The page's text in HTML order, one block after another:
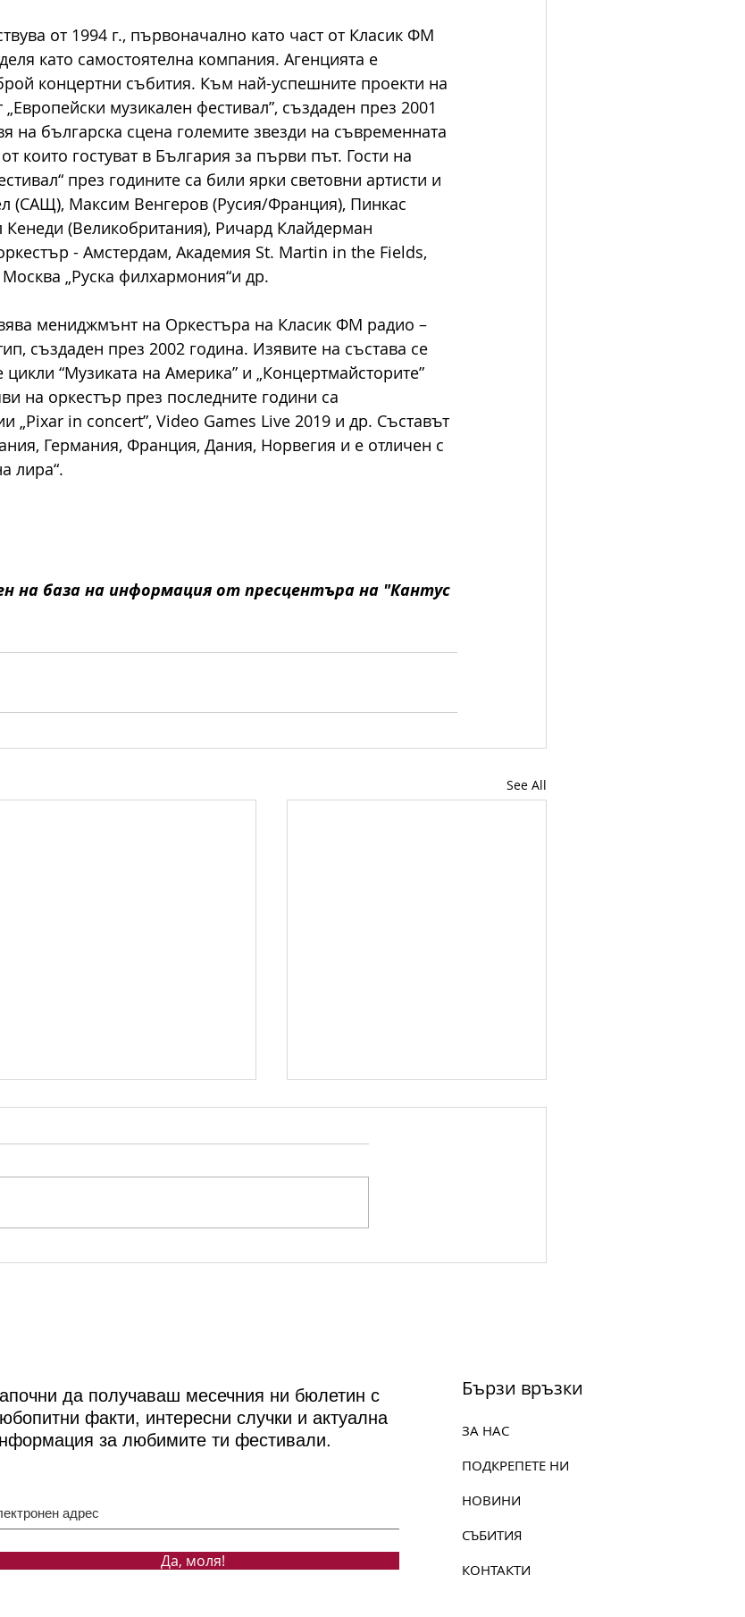
от 1994 г., първоначално като част от Класик ФМ
като самостоятелна компания. Агенцията е
концертни събития. Към най-успешните проекти на
„Европейски музикален фестивал”, създаден през 2001
на българска сцена големите звезди на съвременната
които гостуват в България за първи път. Гости на
през годините са били ярки световни артисти и
(САЩ), Максим Венгеров (Русия/Франция), Пинкас
(Великобритания), Ричард Клайдерман
- Амстердам, Академия St. Martin in the Fields,
„Руска филхармония“и др.
мениджмънт на Оркестъра на Класик ФМ радио –
създаден през 2002 година. Изявите на състава се
“Музиката на Америка” и „Концертмайсторите”
на оркестър през последните години са
„Pixar in concert”, Video Games Live 2019 и др. Съставът
Германия, Франция, Дания, Норвегия и е отличен с
лира“.
на база на информация от пресцентъра на "Кантус
See All
да получаваш месечния ни бюлетин с
факти, интересни случки и актуална
за любимите ти фестивали.
Да, моля!
Бързи връзки
ЗА НАС
ПОДКРЕПЕТЕ НИ
НОВИНИ
СЪБИТИЯ
КОНТАКТИ